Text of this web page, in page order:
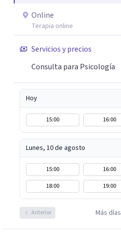
Online
Terapia online
Servicios y precios
Consulta para Psicología
Hoy
15:00 16:00
Lunes, 10 de agosto
15:00 16:00
18:00
19:00
Anterior Más días